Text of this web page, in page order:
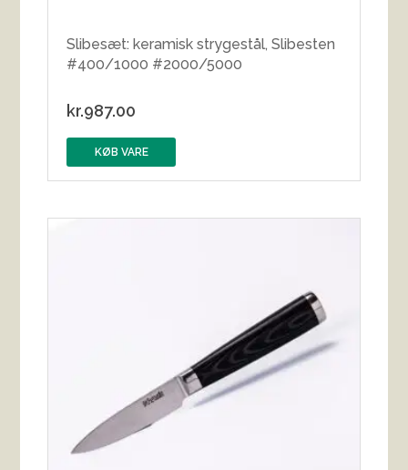
Slibesæt: keramisk strygestål, Slibesten
#400/1000 #2000/5000
kr.987.00
KØB VARE